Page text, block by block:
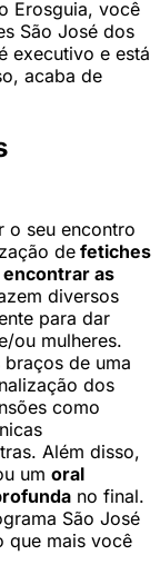
Erosguia, você
São José dos
executivo e está
acaba de
o seu encontro
de fetiches
encontrar as
diversos
para dar
ou mulheres.
de uma
dos
como
Além disso,
um oral
no final.
São José
que mais você